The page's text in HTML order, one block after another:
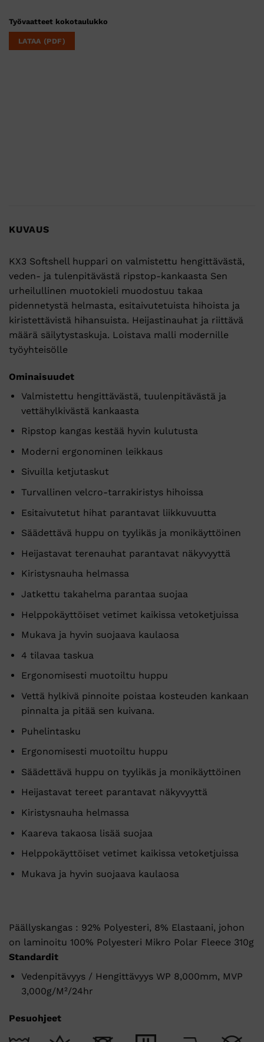
Työvaatteet kokotaulukko
LATAA (PDF)
KUVAUS
KX3 Softshell huppari on valmistettu hengittävästä,
veden- ja tulenpitävästä ripstop-kankaasta Sen
urheilullinen muotokieli muodostuu takaa
pidennetystä helmasta, esitaivutetuista hihoista ja
kiristettävistä hihansuista. Heijastinauhat ja riittävä
määrä säilytystaskuja. Loistava malli modernille
työyhteisölle
Ominaisuudet
Valmistettu hengittävästä, tuulenpitävästä ja
vettähylkivästä kankaasta
Ripstop kangas kestää hyvin kulutusta
Moderni ergonominen leikkaus
Sivuilla ketjutaskut
Turvallinen velcro-tarrakiristys hihoissa
Esitaivutetut hihat parantavat liikkuvuutta
Säädettävä huppu on tyylikäs ja monikäyttöinen
Heijastavat terenauhat parantavat näkyvyyttä
Kiristysnauha helmassa
Jatkettu takahelma parantaa suojaa
Helppokäyttöiset vetimet kaikissa vetoketjuissa
Mukava ja hyvin suojaava kaulaosa
4 tilavaa taskua
Ergonomisesti muotoiltu huppu
Vettä hylkivä pinnoite poistaa kosteuden kankaan
pinnalta ja pitää sen kuivana.
Puhelintasku
Ergonomisesti muotoiltu huppu
Säädettävä huppu on tyylikäs ja monikäyttöinen
Heijastavat tereet parantavat näkyvyyttä
Kiristysnauha helmassa
Kaareva takaosa lisää suojaa
Helppokäyttöiset vetimet kaikissa vetoketjuissa
Mukava ja hyvin suojaava kaulaosa
Päällyskangas : 92% Polyesteri, 8% Elastaani, johon
on laminoitu 100% Polyesteri Mikro Polar Fleece 310g
Standardit
Vedenpitävyys / Hengittävyys WP 8,000mm, MVP
3,000g/M²/24hr
Pesuohjeet